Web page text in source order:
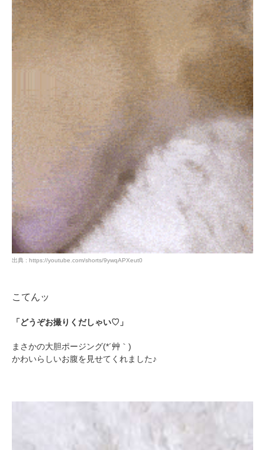
出典 : https://youtube.com/shorts/9ywqAPXeut0
こてんッ
「どうぞお撮りくだしゃい♡」
まさかの大胆ポージング(*´艸｀)
かわいらしいお腹を見せてくれました♪
閉じる
PECOアプリをダウンロード済みの方
アプリで開く